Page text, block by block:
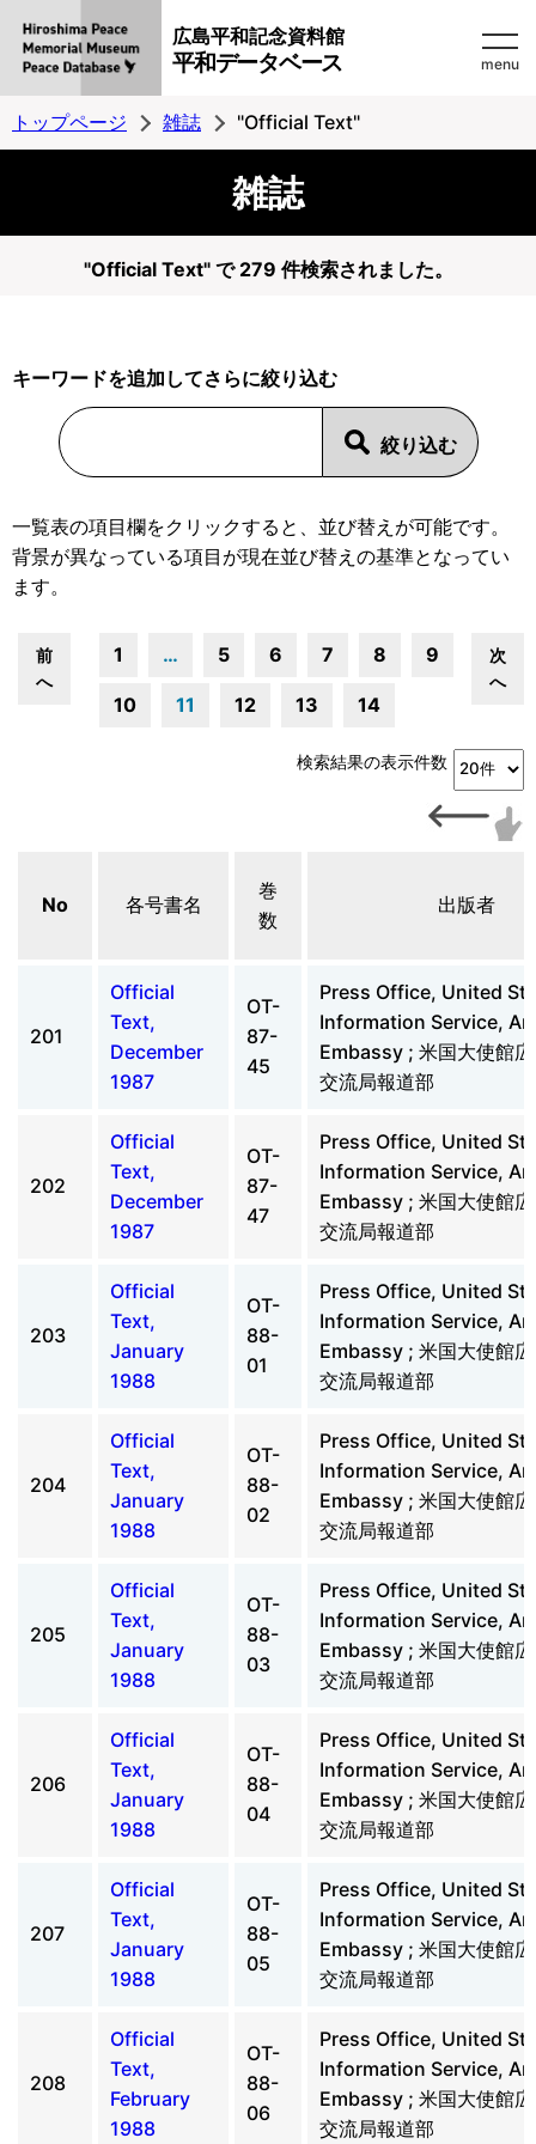
広島平和記念資料館
平和データベース menu
トップページ 雑誌 "Official Text"
雑誌
"Official Text" で 279 件検索されました。
キーワードを追加してさらに絞り込む
一覧表の項目欄をクリックすると、並び替えが可能です。
背景が異なっている項目が現在並び替えの基準となってい
ます。
前
へ
1 … 5 6 7 8 9
10 11 12 13 14
次
へ
検索結果の表示件数
No 各号書名
巻
数
出版者
201
Official
Text,
December
1987
OT-
87-
45
Press Office, United
Information Service,
Embassy ; 米国大使館
交流局報道部
202
Official
Text,
December
1987
OT-
87-
47
Press Office, United
Information Service,
Embassy ; 米国大使館
交流局報道部
203
Official
Text,
January
1988
OT-
88-
01
Press Office, United
Information Service,
Embassy ; 米国大使館
交流局報道部
204
Official
Text,
January
1988
OT-
88-
02
Press Office, United
Information Service,
Embassy ; 米国大使館
交流局報道部
205
Official
Text,
January
1988
OT-
88-
03
Press Office, United
Information Service,
Embassy ; 米国大使館
交流局報道部
206
Official
Text,
January
1988
OT-
88-
04
Press Office, United
Information Service,
Embassy ; 米国大使館
交流局報道部
207
Official
Text,
January
1988
OT-
88-
05
Press Office, United
Information Service,
Embassy ; 米国大使館
交流局報道部
208
Official
Text,
February
1988
OT-
88-
06
Press Office, United
Information Service,
Embassy ; 米国大使館
交流局報道部